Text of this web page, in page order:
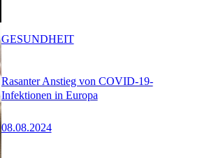
Rasanter Anstieg von COVID-19-
Infektionen in Europa
08.08.2024
GESUNDHEIT